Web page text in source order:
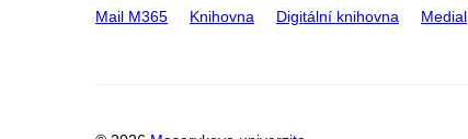
Mail M365 Knihovna Digitální knihovna Medial